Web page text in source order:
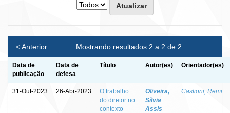
Mostrando resultados 2 a 2 de 2
< Anterior
Data de
publicação
Data de
defesa
Título Autor(es) Orientador(es)
31-Out-2023 26-Abr-2023
O trabalho
do diretor no
contexto
Oliveira,
Sílvia
Assis
Castioni, Remi